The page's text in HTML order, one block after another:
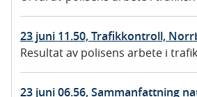
23 juni 11.50, Trafikkontroll,
Resultat av polisens arbete i
23 juni 06.56, Sammanfattning